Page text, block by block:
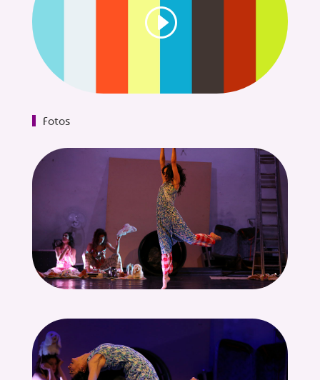
Fotos